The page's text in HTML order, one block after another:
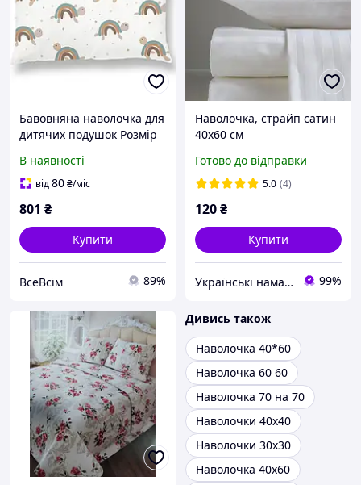
Бавовняна наволочка для
дитячих подушок Розмір
приємно м'яка і легка в
догляді. З різним
В наявності
від80₴/міс
801 ₴
Купити
ВсеВсім 89%
Наволочка, страйп сатин
40х60 см
Готово до відправки
5.0 (4)
120₴
Купити
Українські наматрацники 99%
Дивись також
Наволочка 40*60
Наволочка 60 60
Наволочка 70 на 70
Наволочки 40х40
Наволочки 30х30
Наволочка 40х60